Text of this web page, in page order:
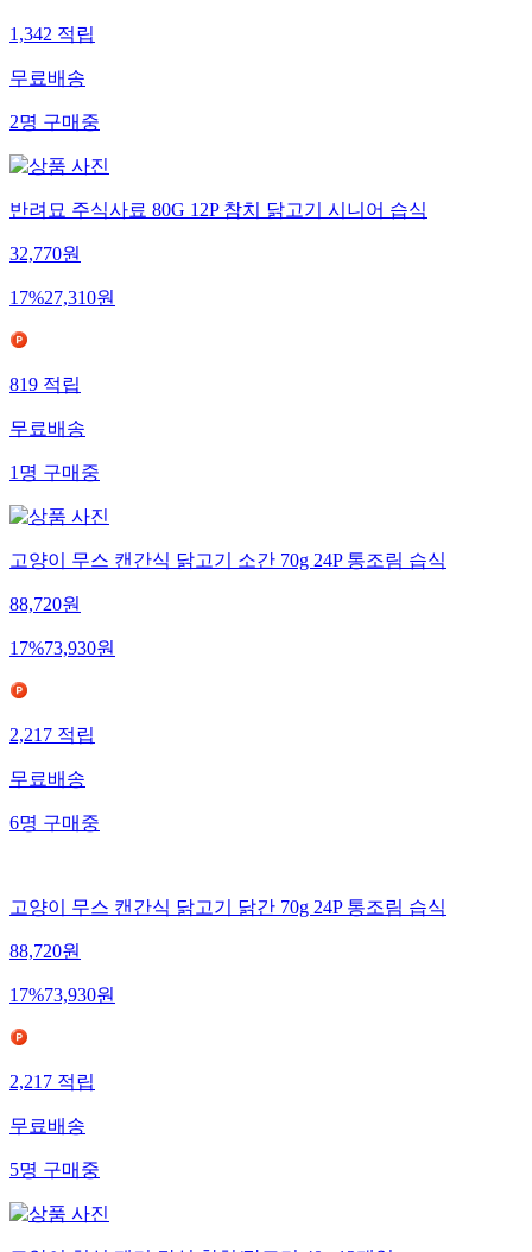
1,342적립
무료배송
2명구매중
반려묘 주식사료 80G 12P 참치 닭고기 시니어 습식
32,770원
17%27,310원
819적립
무료배송
1명구매중
고양이 무스 캔간식 닭고기 소간 70g 24P 통조림 습식
88,720원
17%73,930원
2,217적립
무료배송
6명구매중
고양이 무스 캔간식 닭고기 닭간 70g 24P 통조림 습식
88,720원
17%73,930원
2,217적립
무료배송
5명구매중